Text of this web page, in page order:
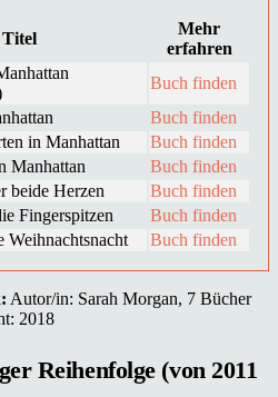
Titel
Mehr
erfahren
Buch finden
Buch finden
in Manhattan
Buch finden
Manhattan
Buch finden
beide Herzen
Buch finden
Fingerspitzen
Buch finden
Weihnachtsnacht Buch finden
Autor/in: Sarah Morgan, 7 Bücher
2018
Reihenfolge (von 2011